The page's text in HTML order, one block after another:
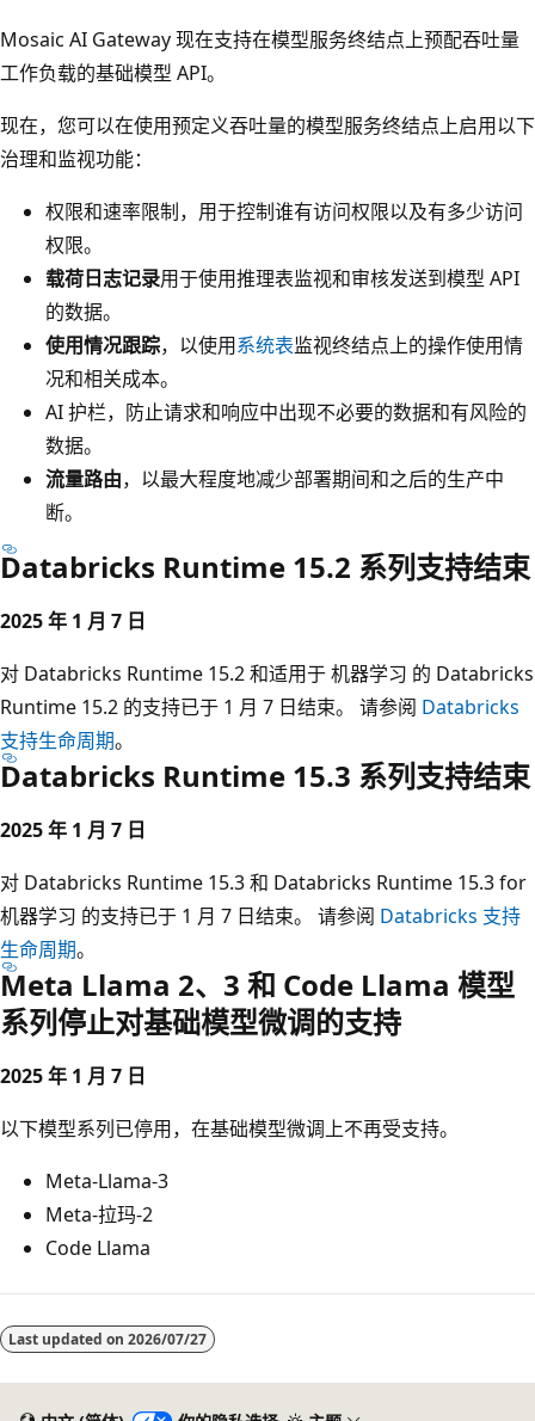
Mosaic AI Gateway 现在支持在模型服务终结点上预配吞吐量
工作负载的基础模型 API。
现在，您可以在使用预定义吞吐量的模型服务终结点上启用以下
治理和监视功能：
权限和速率限制，用于控制谁有访问权限以及有多少访问
权限。
载荷日志记录用于使用推理表监视和审核发送到模型 API
的数据。
使用情况跟踪，以使用系统表监视终结点上的操作使用情
况和相关成本。
AI 护栏，防止请求和响应中出现不必要的数据和有风险的
数据。
流量路由，以最大程度地减少部署期间和之后的生产中
断。
Databricks Runtime 15.2 系列支持结束
2025 年 1 月 7 日
对 Databricks Runtime 15.2 和适用于 机器学习 的 Databricks
Runtime 15.2 的支持已于 1 月 7 日结束。 请参阅 Databricks
支持生命周期。
Databricks Runtime 15.3 系列支持结束
2025 年 1 月 7 日
对 Databricks Runtime 15.3 和 Databricks Runtime 15.3 for
机器学习 的支持已于 1 月 7 日结束。 请参阅 Databricks 支持
生命周期。
Meta Llama 2、3 和 Code Llama 模型
系列停止对基础模型微调的支持
2025 年 1 月 7 日
以下模型系列已停用，在基础模型微调上不再受支持。
Meta-Llama-3
Meta-拉玛-2
Code Llama
Last updated on 2026/07/27